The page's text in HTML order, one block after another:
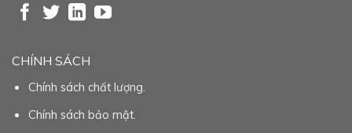
CHÍNH SÁCH
Chính sách chất lượng.
Chính sách bảo mật.